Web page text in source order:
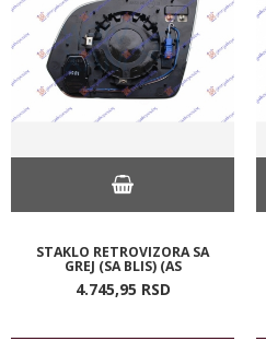
STAKLO RETROVIZORA SA
GREJ (SA BLIS) (AS
4.745,95 RSD